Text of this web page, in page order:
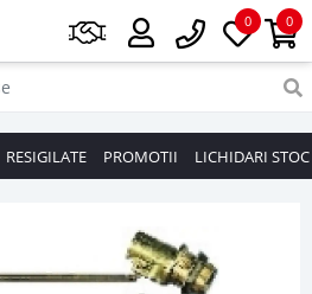
0
0
RESIGILATE PROMOTII LICHIDARI STOC